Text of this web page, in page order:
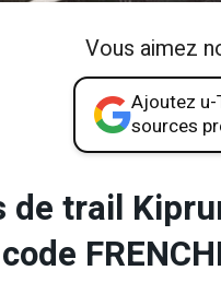
Vous aimez
Ajoutez u-
sources
de trail